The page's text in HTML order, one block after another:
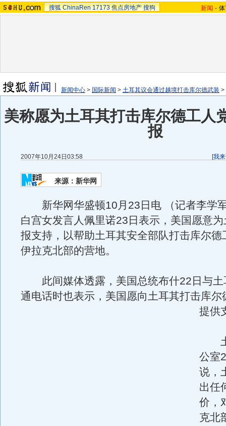
搜狐 ChinaRen 17173 焦点房地产 搜狗 新闻 -
新闻中心 > 国际新闻 > 土耳其议会通过越境打击库尔德武装 >
美称愿为土耳其打击库尔德工人
报
2007年10月24日03:58 [我
来源：新华网
新华网华盛顿10月23日电 （记者李学
白宫女发言人佩里诺23日表示，美国愿意
报支持，以帮助土耳其安全部队打击库尔德
伊拉克北部的营地。
此间媒体透露，美国总统布什22日与土
通电话时也表示，美国愿向土耳其打击库尔
提供
土
公室
说，
出任
价，
克北